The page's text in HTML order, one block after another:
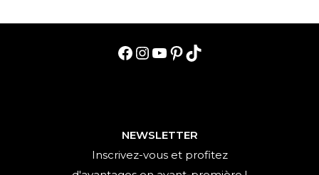
Facebook
Instagram
YouTube
Pinterest
TikTok
NEWSLETTER
Inscrivez-vous et profitez